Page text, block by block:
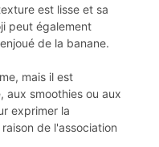
est lisse et sa
peut également
de la banane.
mais il est
aux smoothies ou aux
exprimer la
de l'association